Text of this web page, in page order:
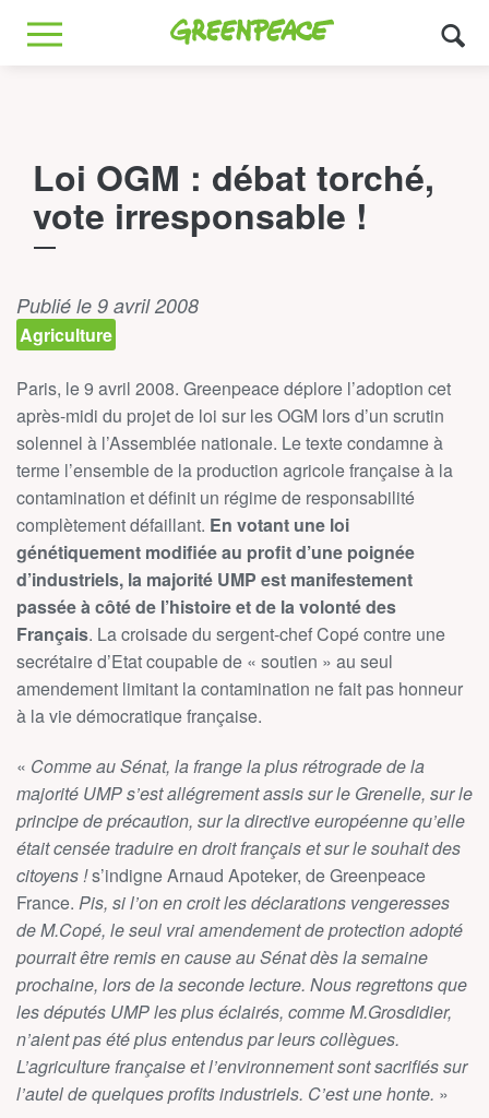
Greenpeace
MENU
Loi OGM : débat torché,
vote irresponsable !
Publié le 9 avril 2008
Agriculture
Paris, le 9 avril 2008. Greenpeace déplore l’adoption cet
après-midi du projet de loi sur les OGM lors d’un scrutin
solennel à l’Assemblée nationale. Le texte condamne à
terme l’ensemble de la production agricole française à la
contamination et définit un régime de responsabilité
complètement défaillant. En votant une loi
génétiquement modifiée au profit d’une poignée
d’industriels, la majorité UMP est manifestement
passée à côté de l’histoire et de la volonté des
Français. La croisade du sergent-chef Copé contre une
secrétaire d’Etat coupable de « soutien » au seul
amendement limitant la contamination ne fait pas honneur
à la vie démocratique française.
« Comme au Sénat, la frange la plus rétrograde de la
majorité UMP s’est allégrement assis sur le Grenelle, sur le
principe de précaution, sur la directive européenne qu’elle
était censée traduire en droit français et sur le souhait des
citoyens !s’indigne Arnaud Apoteker, de Greenpeace
France. Pis, si l’on en croit les déclarations vengeresses
de M.Copé, le seul vrai amendement de protection adopté
pourrait être remis en cause au Sénat dès la semaine
prochaine, lors de la seconde lecture. Nous regrettons que
les députés UMP les plus éclairés, comme M.Grosdidier,
n’aient pas été plus entendus par leurs collègues.
L’agriculture française et l’environnement sont sacrifiés sur
l’autel de quelques profits industriels. C’est une honte. »